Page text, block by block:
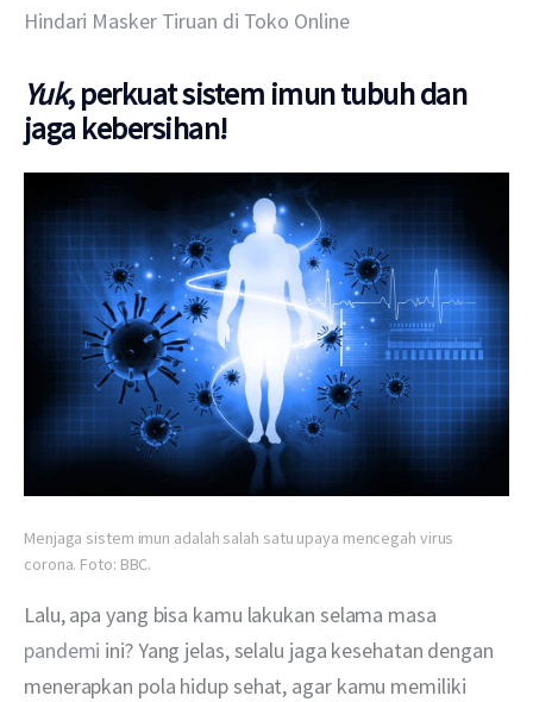
Hindari Masker Tiruan di Toko Online
Yuk, perkuat sistem imun tubuh dan
jaga kebersihan!
Menjaga sistem imun adalah salah satu upaya mencegah virus
corona. Foto: BBC.
Lalu, apa yang bisa kamu lakukan selama masa
pandemi ini? Yang jelas, selalu jaga kesehatan dengan
menerapkan pola hidup sehat, agar kamu memiliki